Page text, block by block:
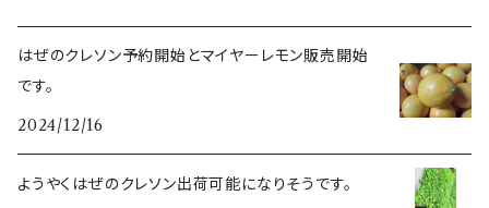
はぜのクレソン予約開始とマイヤーレモン販売開始
です。
2024/12/16
ようやくはぜのクレソン出荷可能になりそうです。